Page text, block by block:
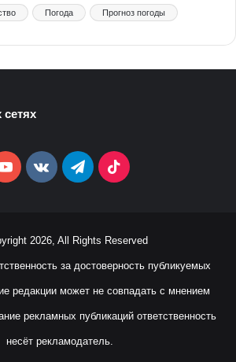
Погода Прогноз погоды
YouTubevk.comTelegramTikTok
2026, All Rights Reserved
за достоверность публикуемых
редакции может не совпадать с мнением
рекламных публикаций ответственность
несёт рекламодатель.